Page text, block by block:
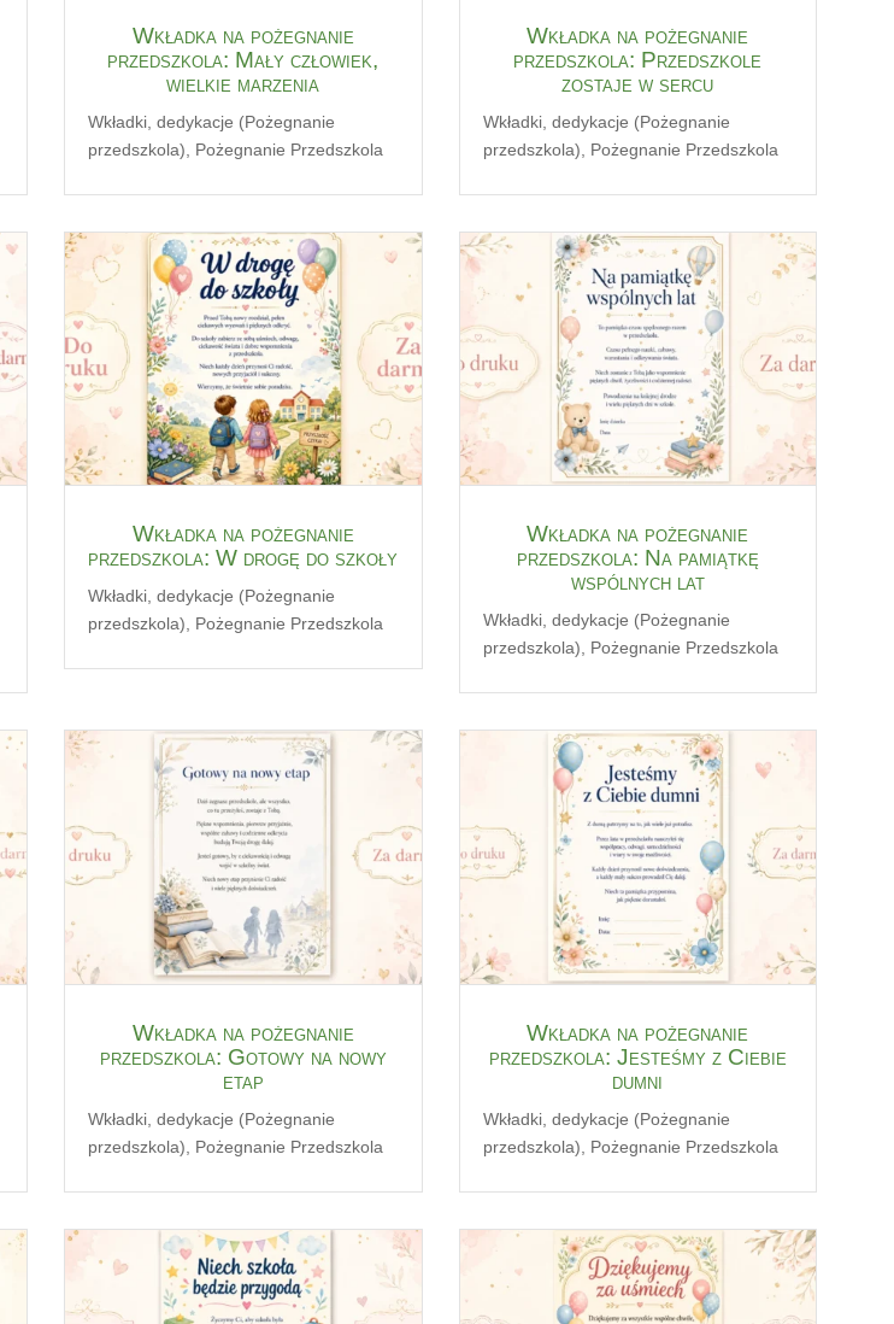
Wkładka na pożegnanie
przedszkola: Mały człowiek,
wielkie marzenia
Wkładki, dedykacje (Pożegnanie
przedszkola)
Pożegnanie Przedszkola
Wkładka na pożegnanie
przedszkola: Przedszkole
zostaje w sercu
Wkładki, dedykacje (Pożegnanie
przedszkola)
Pożegnanie Przedszkola
Wkładka na pożegnanie
przedszkola: W drogę do szkoły
Wkładki, dedykacje (Pożegnanie
przedszkola), Pożegnanie Przedszkola
Wkładka na pożegnanie
przedszkola: Na pamiątkę
wspólnych lat
Wkładki, dedykacje (Pożegnanie
przedszkola), Pożegnanie Przedszkola
Wkładka na pożegnanie
przedszkola: Gotowy na nowy
etap
Wkładki, dedykacje (Pożegnanie
przedszkola)
Pożegnanie Przedszkola
Wkładka na pożegnanie
przedszkola: Jesteśmy z Ciebie
dumni
Wkładki, dedykacje (Pożegnanie
przedszkola)
Pożegnanie Przedszkola